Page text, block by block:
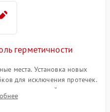
герметичности
места. Установка новых
для исключения протечек.
системы,
датчика поплавка.